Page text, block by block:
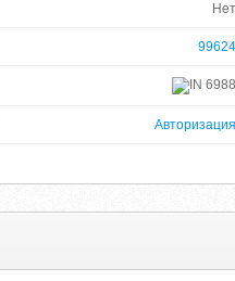
Нет
99624
6988
Авторизация